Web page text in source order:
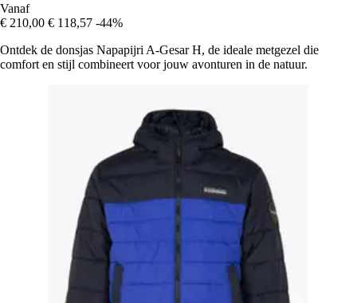
Vanaf
€ 210,00 € 118,57 -44%
Ontdek de donsjas Napapijri A-Gesar H, de ideale metgezel die
comfort en stijl combineert voor jouw avonturen in de natuur.